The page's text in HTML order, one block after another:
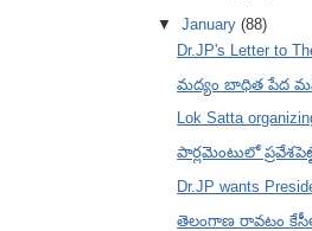
▼January(88)
Dr.JP's Letter to
మద్యం బాధిత పేద
Lok Satta
పార్లమెంటులో
Dr.JP wants
తెలంగాణ రావటం